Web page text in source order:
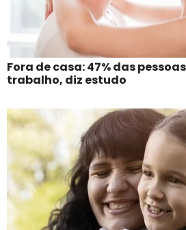
Fora de casa: 47% das
trabalho, diz estudo